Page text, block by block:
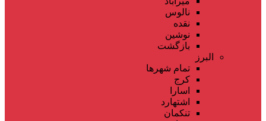
نالوس
نقده
نوشین
بازگشت
البرز
تمام شهر‌ها
کرج
اسارا
اشتهارد
تنکمان